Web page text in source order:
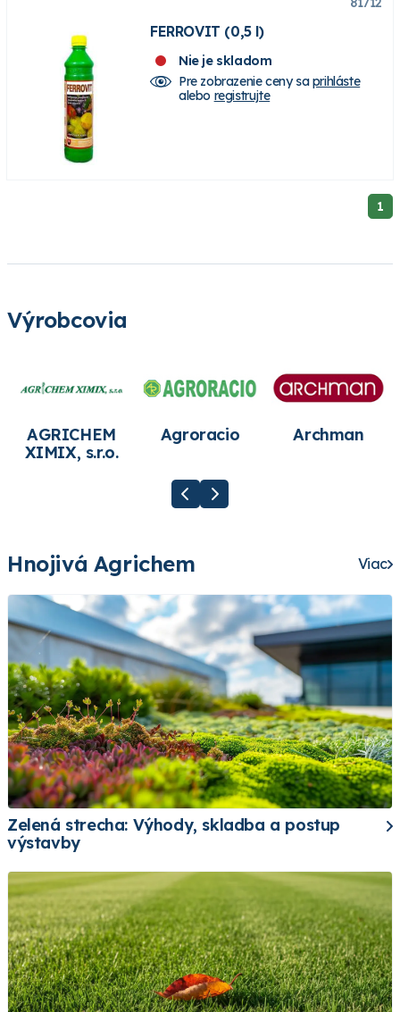
FERROVIT (0,5 l)
Nie je skladom
Pre zobrazenie ceny saprihláste
alebo registrujte
1
Výrobcovia
AGRICHEM
XIMIX, s.r.o.
Agroracio Archman
Hnojivá Agrichem Viac
Zelená strecha: Výhody, skladba a postup
výstavby